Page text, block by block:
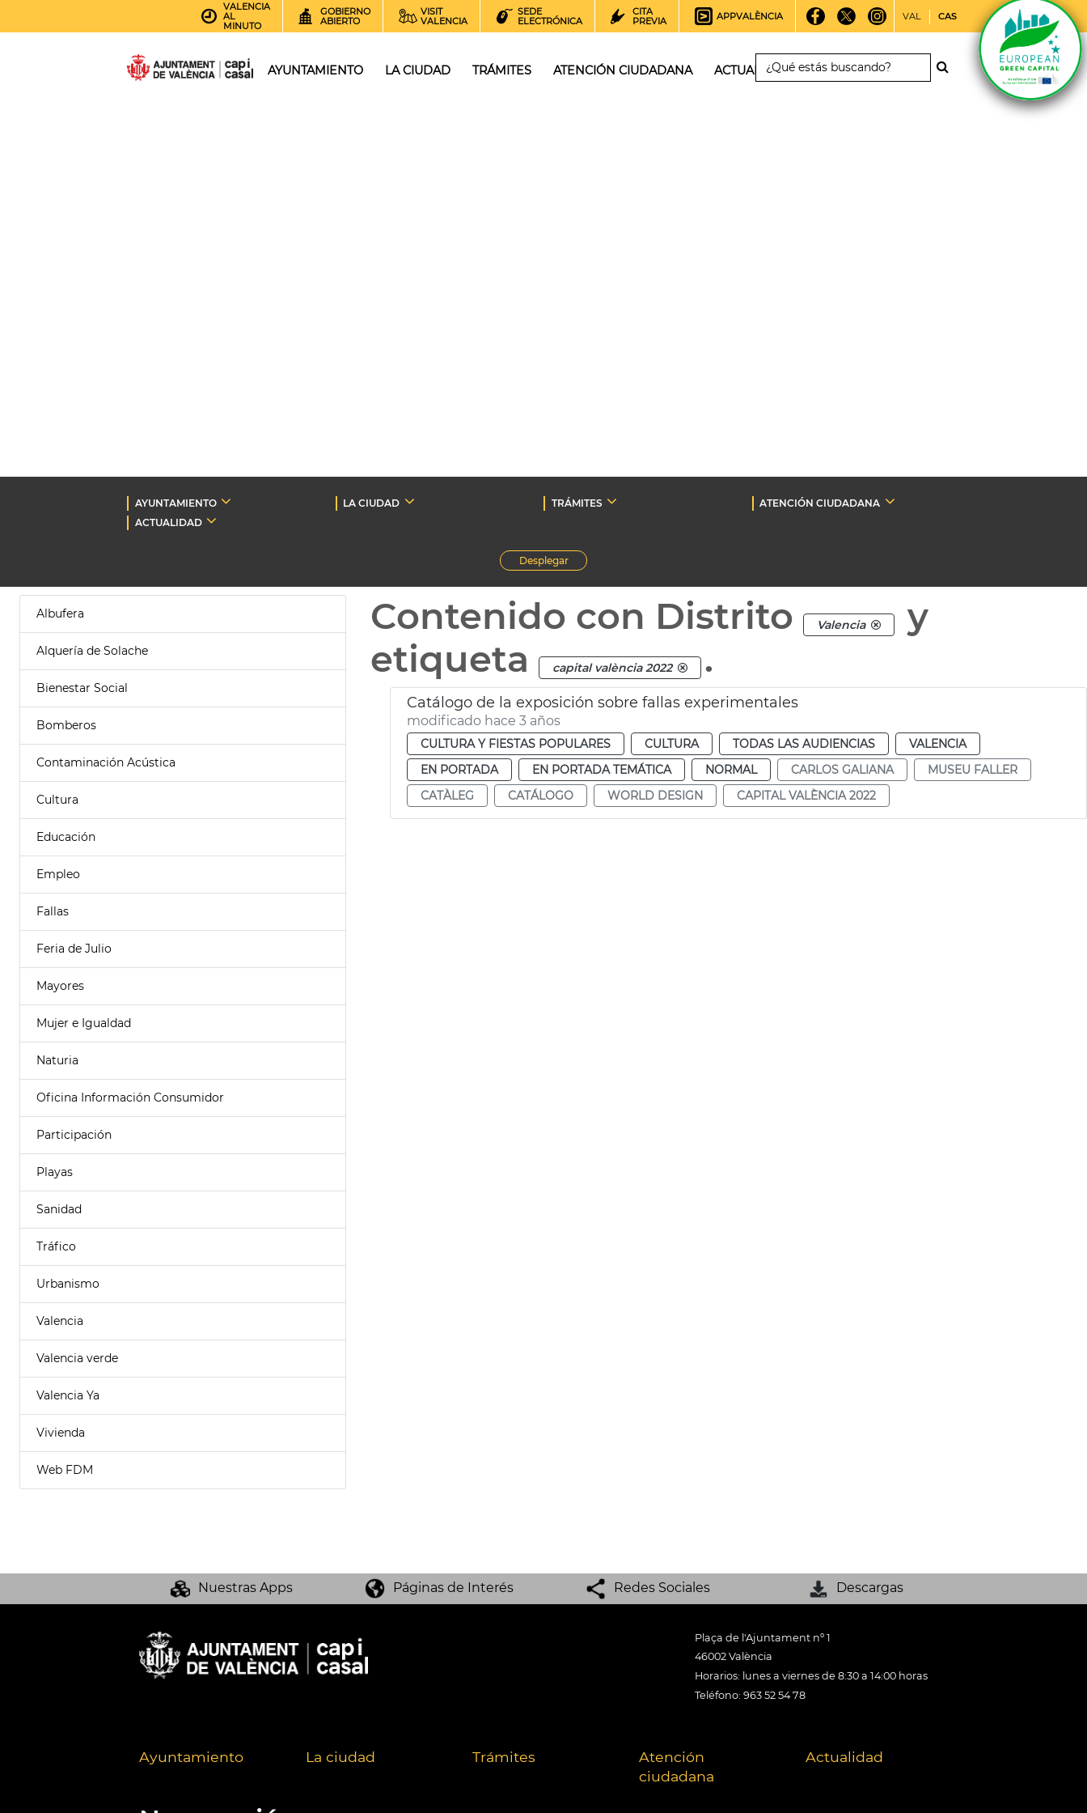
VALENCIA
AL
MINUTO
GOBIERNO
ABIERTO
VISIT
VALENCIA
SEDE
ELECTRÓNICA
CITA
PREVIA
APPVALÈNCIA VAL CAS
AYUNTAMIENTO LA CIUDAD TRÁMITES ATENCIÓN CIUDADANA ACTUALIDAD
AYUNTAMIENTO LA CIUDAD TRÁMITES
ATENCIÓN CIUDADANA
ACTUALIDAD
Desplegar
Albufera
Alquería de Solache
Bienestar Social
Bomberos
Contaminación Acústica
Cultura
Educación
Empleo
Fallas
Feria de Julio
Mayores
Mujer e Igualdad
Naturia
Oficina Información Consumidor
Participación
Playas
Sanidad
Tráfico
Urbanismo
Valencia
Valencia verde
Valencia Ya
Vivienda
Web FDM
Contenido con Distrito Valencia
y
etiqueta
capital valència 2022 .
Catálogo de la exposición sobre fallas experimentales
modificado hace 3 años
CULTURA Y FIESTAS POPULARES CULTURA TODAS LAS AUDIENCIAS
VALENCIA
EN PORTADA
EN PORTADA TEMÁTICA NORMAL CARLOS GALIANA
MUSEU FALLER
CATÀLEG
CATÁLOGO WORLD DESIGN CAPITAL VALÈNCIA 2022
Nuestras Apps Páginas de Interés Redes Sociales Descargas
Plaça de l'Ajuntament nº 1
46002 València
Horarios: lunes a viernes de 8:30 a 14:00 horas
Teléfono: 963 52 54 78
Ayuntamiento La ciudad Trámites
Atención
ciudadana
Actualidad